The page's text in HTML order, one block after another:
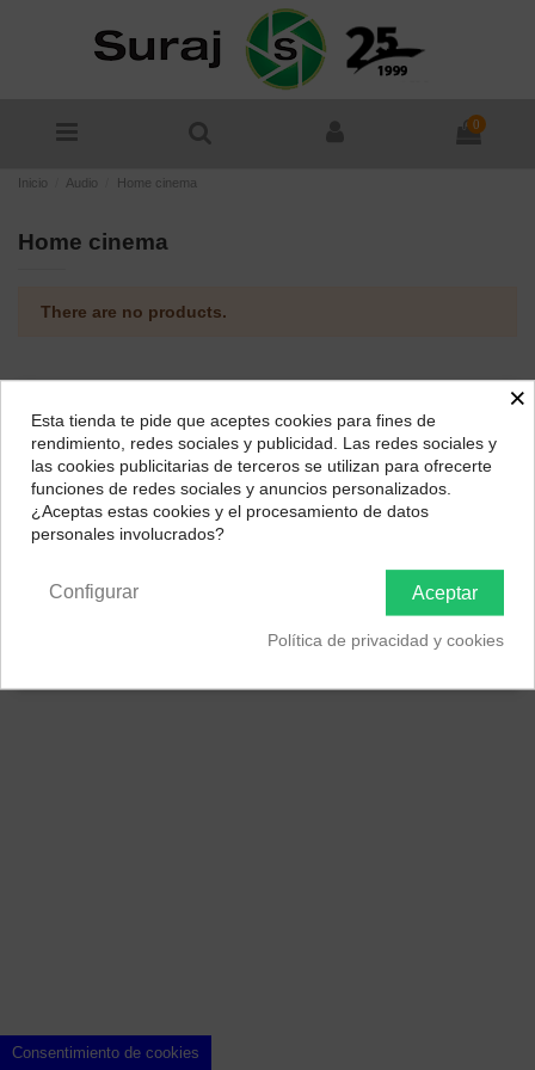
0
Inicio Audio Home cinema
Home cinema
There are no products.
¿Dónde deseas recibir tu pedido?
Selecciona tu ubicación para mostrarte los precios e
impuestos correctos para tu región.
×
Esta tienda te pide que aceptes cookies para fines de
rendimiento, redes sociales y publicidad. Las redes sociales y
las cookies publicitarias de terceros se utilizan para ofrecerte
funciones de redes sociales y anuncios personalizados.
¿Aceptas estas cookies y el procesamiento de datos
personales involucrados?
Aceptar
Configurar
Política de privacidad y cookies
Consentimiento de cookies